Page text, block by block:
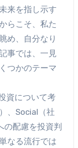
来を指し示す
らこそ、私た
め、自分なり
事では、一見
つかのテーマ
資について考
、Social（社
配慮を投資判
なる流行では